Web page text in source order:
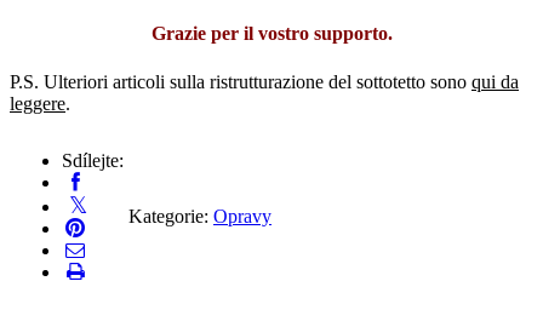
Grazie per il vostro supporto.
P.S. Ulteriori articoli sulla ristrutturazione del sottotetto sono qui da
leggere.
Sdílejte:
Kategorie: Opravy